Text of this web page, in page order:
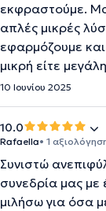
εκφραστούμε.
απλές μικρές
εφαρμόζουμε
μικρή είτε
10 Ιουνίου 2025
10.0
Rafaella• 1
Συνιστώ
συνεδρία μας
μιλήσω για όσα